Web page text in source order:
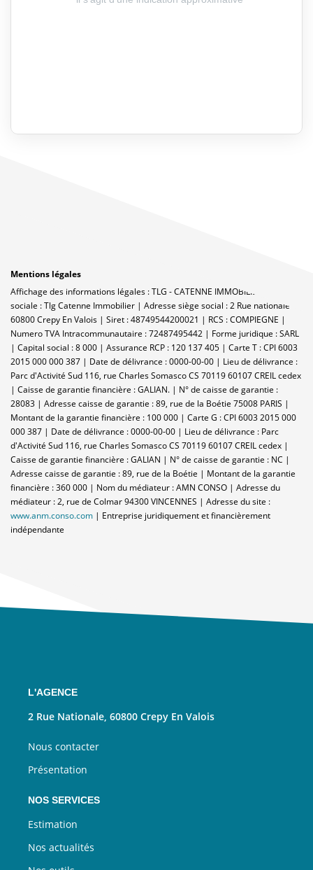
Mentions légales
Affichage des informations légales : TLG - CATENNE IMMOBILIER | Raison
sociale : Tlg Catenne Immobilier | Adresse siège social : 2 Rue nationale -
60800 Crepy En Valois | Siret : 48749544200021 | RCS : COMPIEGNE |
Numero TVA Intracommunautaire : 72487495442 | Forme juridique : SARL
| Capital social : 8 000 | Assurance RCP : 120 137 405 | Carte T : CPI 6003
2015 000 000 387 | Date de délivrance : 0000-00-00 | Lieu de délivrance :
Parc d'Activité Sud 116, rue Charles Somasco CS 70119 60107 CREIL cedex
| Caisse de garantie financière : GALIAN. | N° de caisse de garantie :
28083 | Adresse caisse de garantie : 89, rue de la Boétie 75008 PARIS |
Montant de la garantie financière : 100 000 | Carte G : CPI 6003 2015 000
000 387 | Date de délivrance : 0000-00-00 | Lieu de délivrance : Parc
d'Activité Sud 116, rue Charles Somasco CS 70119 60107 CREIL cedex |
Caisse de garantie financière : GALIAN | N° de caisse de garantie : NC |
Adresse caisse de garantie : 89, rue de la Boétie | Montant de la garantie
financière : 360 000 | Nom du médiateur : AMN CONSO | Adresse du
médiateur : 2, rue de Colmar 94300 VINCENNES | Adresse du site :
www.anm.conso.com | Entreprise juridiquement et financièrement
indépendante
L'AGENCE
2 Rue Nationale, 60800 Crepy En Valois
Nous contacter
Présentation
NOS SERVICES
Estimation
Nos actualités